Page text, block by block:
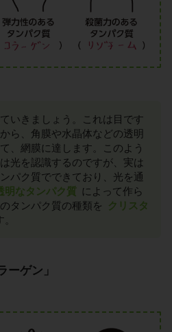
いきましょう。これは目です
ら、角膜や水晶体などの透明
、網膜に達します。このよう
光を認識するのですが、実は
パク質でできており、光を通
明なタンパク質 によって作ら
タンパク質の種類を
クリスタ
ーゲン」